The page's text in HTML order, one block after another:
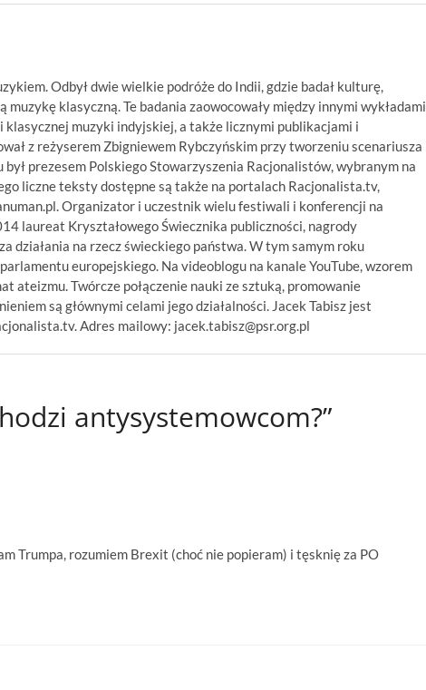
Odbył dwie wielkie podróże do Indii, gdzie badał kulturę,
klasyczną. Te badania zaowocowały między innymi wykładami
muzyki indyjskiej, a także licznymi publikacjami i
z reżyserem Zbigniewem Rybczyńskim przy tworzeniu scenariusza
prezesem Polskiego Stowarzyszenia Racjonalistów, wybranym na
liczne teksty dostępne są także na portalach Racjonalista.tv,
Organizator i uczestnik wielu festiwali i konferencji na
laureat Kryształowego Świecznika publiczności, nagrody
działania na rzecz świeckiego państwa. W tym samym roku
europejskiego. Na videoblogu na kanale YouTube, wzorem
ateizmu. Twórcze połączenie nauki ze sztuką, promowanie
są głównymi celami jego działalności. Jacek Tabisz jest
Adres mailowy: jacek.tabisz@psr.org.pl
antysystemowcom?”
Trumpa, rozumiem Brexit (choć nie popieram) i tęsknię za PO